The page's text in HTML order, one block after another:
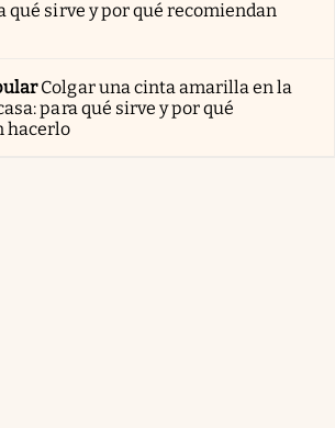
qué sirve y por qué recomiendan
Colgar una cinta amarilla en la
para qué sirve y por qué
hacerlo